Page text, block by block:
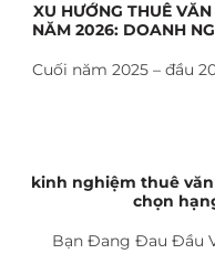
XU HƯỚNG THUÊ
NĂM 2026: DOANH
Cuối năm 2025 – đầu
kinh nghiệm thuê
chọn
Bạn Đang Đau Đầu